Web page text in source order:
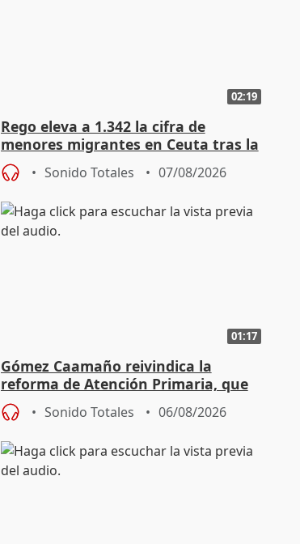
02:19
Rego eleva a 1.342 la cifra de
menores migrantes en Ceuta tras la
entrada masiva
Sonido Totales 07/08/2026
01:17
Gómez Caamaño reivindica la
reforma de Atención Primaria, que
reforzará la autogestión
Sonido Totales 06/08/2026